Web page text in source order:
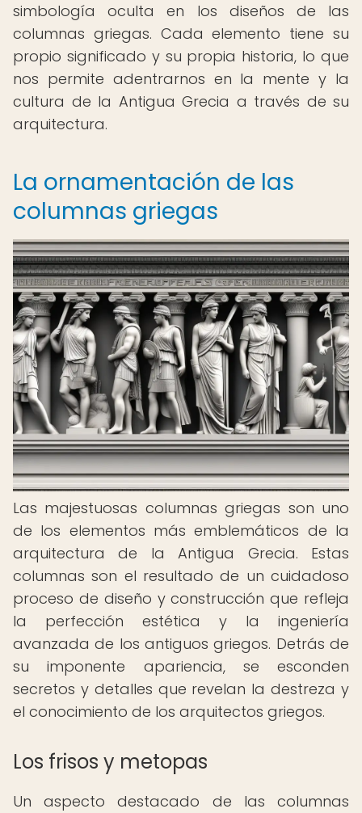
simbología oculta en los diseños de las
columnas griegas. Cada elemento tiene su
propio significado y su propia historia, lo que
nos permite adentrarnos en la mente y la
cultura de la Antigua Grecia a través de su
arquitectura.
La ornamentación de las
columnas griegas
Las majestuosas columnas griegas son uno
de los elementos más emblemáticos de la
arquitectura de la Antigua Grecia. Estas
columnas son el resultado de un cuidadoso
proceso de diseño y construcción que refleja
la perfección estética y la ingeniería
avanzada de los antiguos griegos. Detrás de
su imponente apariencia, se esconden
secretos y detalles que revelan la destreza y
el conocimiento de los arquitectos griegos.
Los frisos y metopas
Un aspecto destacado de las columnas